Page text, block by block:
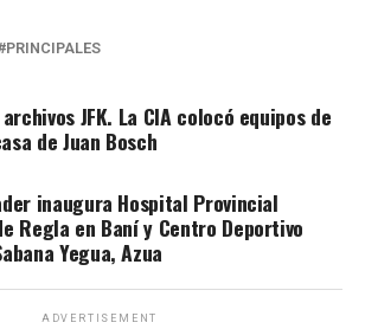
PRINCIPALES
JFK. La CIA colocó equipos de
de Juan Bosch
inaugura Hospital Provincial
Regla en Baní y Centro Deportivo
Yegua, Azua
ADVERTISEMENT